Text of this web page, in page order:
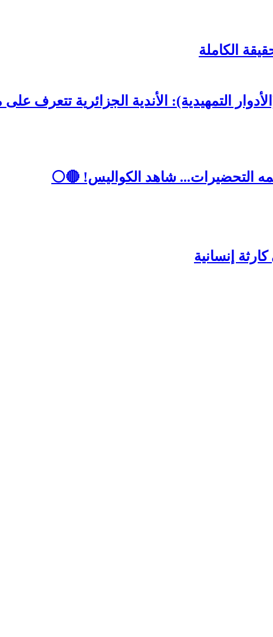
الكاملة
التحضيرات... شاهد الكواليس! 🔴⚪
إنسانية